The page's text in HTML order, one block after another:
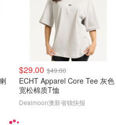
$29.00 $49.00
ECHT Apparel Core Tee 灰色
宽松棉质T恤
Dealmoon澳新省钱快报